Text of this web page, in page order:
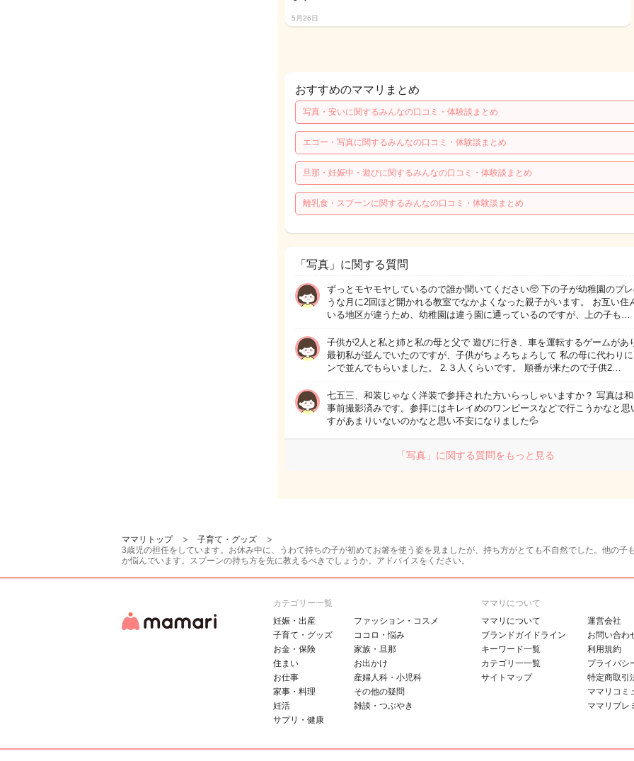
5月26日
おすすめのママリまとめ
写真・安いに関するみんなの口コミ・体験談まとめ
エコー・写真に関するみんなの口コミ・体験談まとめ
旦那・妊娠中・遊びに関するみんなの口コミ・体験談まとめ
離乳食・スプーンに関するみんなの口コミ・体験談まとめ
「写真」に関する質問
ずっとモヤモヤしているので誰か聞いてください🥺 下の子が幼稚園のプレ
うな月に2回ほど開かれる教室でなかよくなった親子がいます。 お互い住
いる地区が違うため、幼稚園は違う園に通っているのですが、上の子も…
子供が2人と私と姉と私の母と父で 遊びに行き、車を運転するゲームがあ
最初私が並んでいたのですが、子供がちょろちょろして 私の母に代わりに
ンで並んでもらいました。 2.３人くらいです。 順番が来たので子供2…
七五三、和装じゃなく洋装で参拝された方いらっしゃいますか？ 写真は
事前撮影済みです。参拝にはキレイめのワンピースなどで行こうかなと思
すがあまりいないのかなと思い不安になりました💦
「写真」に関する質問をもっと見る
ママリトップ
子育て・グッズ
3歳児の担任をしています。お休み中に、うわて持ちの子が初めてお箸を使う姿を見ましたが、持ち方がとても不自然でした。他の子
か悩んでいます。スプーンの持ち方を先に教えるべきでしょうか。アドバイスをください。
カテゴリー一覧
妊娠・出産
子育て・グッズ
お金・保険
住まい
お仕事
家事・料理
妊活
サプリ・健康
ファッション・コスメ
ココロ・悩み
家族・旦那
お出かけ
産婦人科・小児科
その他の疑問
雑談・つぶやき
ママリについて
ママリについて
ブランドガイドライン
キーワード一覧
カテゴリ一一覧
サイトマップ
運営会社
お問い合わ
利用規約
プライバシ
特定商取引
ママリコミ
ママリプレ